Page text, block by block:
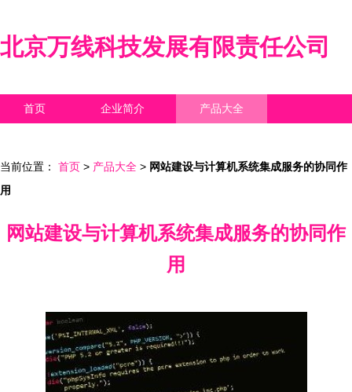
北京万线科技发展有限责任公司
首页 企业简介 产品大全
当前位置： 首页 > 产品大全 > 网站建设与计算机系统集成服务的协同作
用
网站建设与计算机系统集成服务的协同作
用